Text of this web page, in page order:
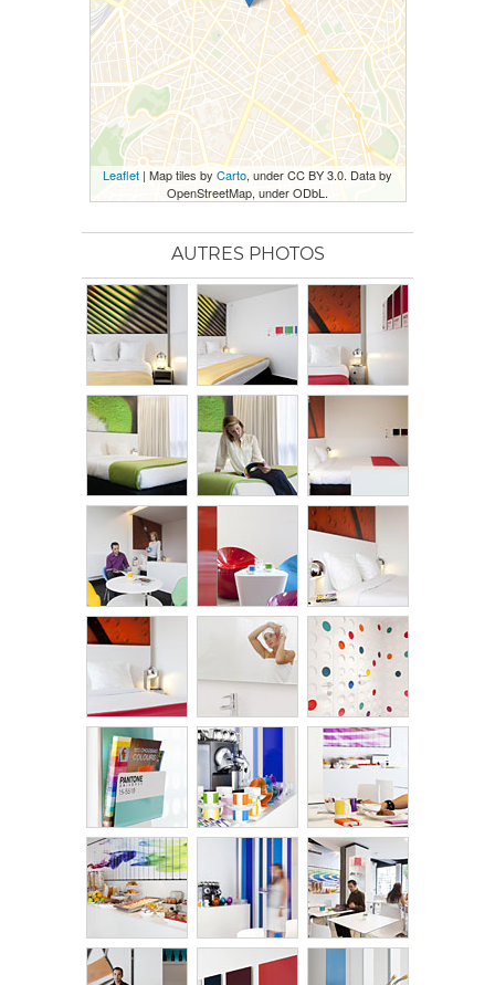
Leaflet | Map tiles by Carto, under CC BY 3.0. Data by
OpenStreetMap, under ODbL.
AUTRES PHOTOS